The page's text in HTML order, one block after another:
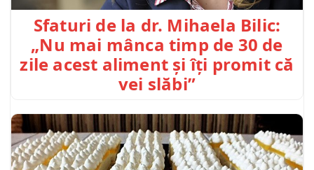
Sfaturi de la dr. Mihaela Bilic:
„Nu mai mânca timp de 30 de
zile acest aliment și îți promit că
vei slăbi”